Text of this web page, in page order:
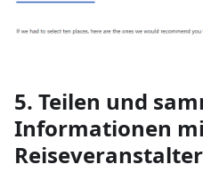
5. Teilen und
Informationen